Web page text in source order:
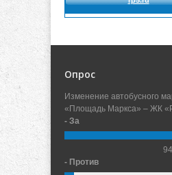
Опрос
Изменение автобусного
«Площадь Маркса» – ЖК
- За
- Против